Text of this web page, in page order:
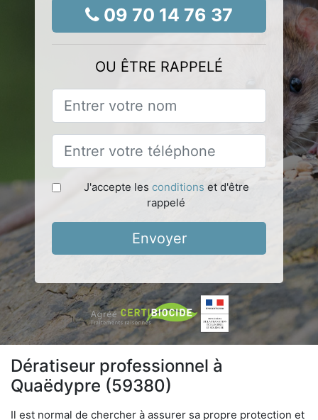
09 70 14 76 37
OU ÊTRE RAPPELÉ
J'accepte les conditions et d'être
rappelé
Envoyer
Dératiseur professionnel à
Quaëdypre (59380)
Il est normal de chercher à assurer sa propre protection et